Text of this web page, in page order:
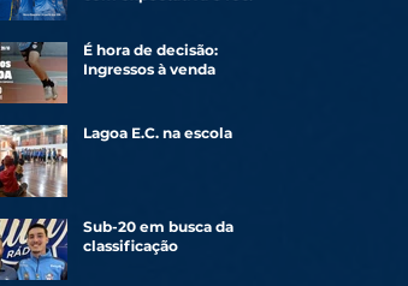
É hora de decisão:
Ingressos à venda
Lagoa E.C. na escola
Sub-20 em busca da
classificação